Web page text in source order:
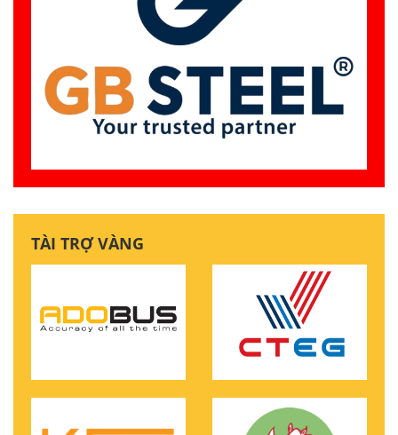
TÀI TRỢ VÀNG